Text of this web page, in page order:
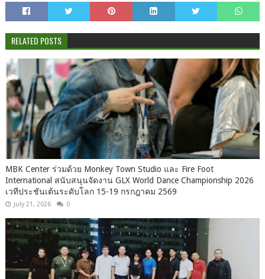
RELATED POSTS
MBK Center ร่วมด้วย Monkey Town Studio และ Fire Foot
International สนับสนุนจัดงาน GLX World Dance Championship 2026
เวทีประชันเต้นระดับโลก 15-19 กรกฎาคม 2569
July 21, 2026 0